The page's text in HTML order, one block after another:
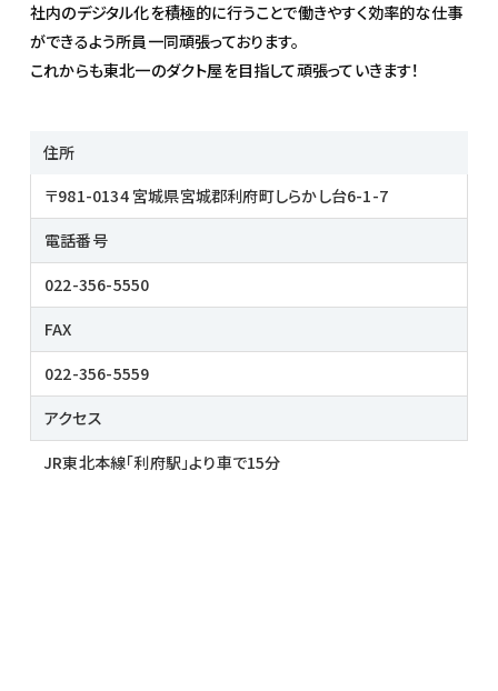
社内のデジタル化を積極的に行うことで働きやすく効率的な仕事
ができるよう所員一同頑張っております。
これからも東北一のダクト屋を目指して頑張っていきます！
住所
〒981-0134 宮城県宮城郡利府町しらかし台6-1-7
電話番号
022-356-5550
FAX
022-356-5559
アクセス
JR東北本線「利府駅」より車で15分